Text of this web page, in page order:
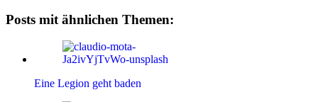
Posts mit ähnlichen Themen:
Eine Legion geht baden